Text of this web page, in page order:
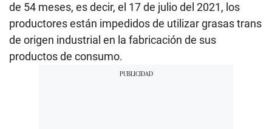
de 54 meses, es decir, el 17 de julio del 2021, los
productores están impedidos de utilizar grasas trans
de origen industrial en la fabricación de sus
productos de consumo.